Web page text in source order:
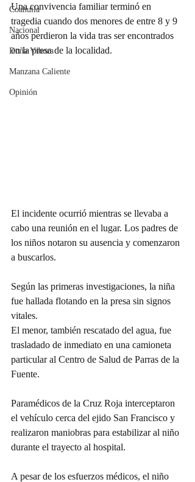
Coahuila
Nacional
Doña Víbora
Manzana Caliente
Opinión
Una convivencia familiar terminó en
tragedia cuando dos menores de entre 8 y 9
años perdieron la vida tras ser encontrados
en la presa de la localidad.
El incidente ocurrió mientras se llevaba a
cabo una reunión en el lugar. Los padres de
los niños notaron su ausencia y comenzaron
a buscarlos.
Según las primeras investigaciones, la niña
fue hallada flotando en la presa sin signos
vitales.
El menor, también rescatado del agua, fue
trasladado de inmediato en una camioneta
particular al Centro de Salud de Parras de la
Fuente.
Paramédicos de la Cruz Roja interceptaron
el vehículo cerca del ejido San Francisco y
realizaron maniobras para estabilizar al niño
durante el trayecto al hospital.
A pesar de los esfuerzos médicos, el niño